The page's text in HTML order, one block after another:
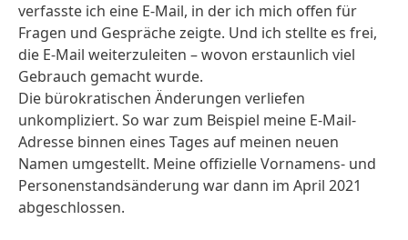
verfasste ich eine E-Mail, in der ich mich offen für
Fragen und Gespräche zeigte. Und ich stellte es frei,
die E-Mail weiterzuleiten – wovon erstaunlich viel
Gebrauch gemacht wurde.
Die bürokratischen Änderungen verliefen
unkompliziert. So war zum Beispiel meine E-Mail-
Adresse binnen eines Tages auf meinen neuen
Namen umgestellt. Meine offizielle Vornamens- und
Personenstandsänderung war dann im April 2021
abgeschlossen.